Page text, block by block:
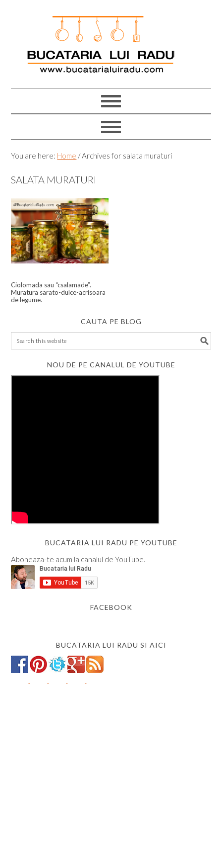
You are here: Home /Archives for salata muraturi
SALATA MURATURI
Ciolomada sau “csalamade”.
Muratura sarato-dulce-acrisoara
de legume.
CAUTA PE BLOG
NOU DE PE CANALUL DE YOUTUBE
BUCATARIA LUI RADU PE YOUTUBE
Aboneaza-te acum la canalul de YouTube.
FACEBOOK
BUCATARIA LUI RADU SI AICI